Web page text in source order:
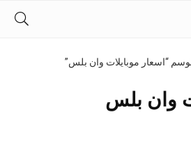
“اسعار موبايلات وان بلس”
وان بلس